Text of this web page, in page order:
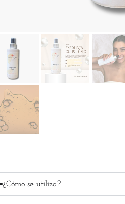
¿Cómo se utiliza?